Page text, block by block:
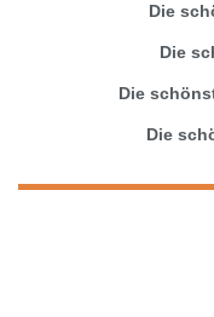
Die
Die
Die
Die